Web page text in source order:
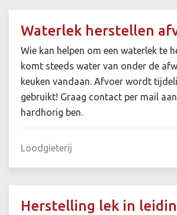
Waterlek herstellen
Wie kan helpen om een waterlek te
komt steeds water van onder de
keuken vandaan. Afvoer wordt
gebruikt! Graag contact per mail
hardhorig ben.
Loodgieterij
Herstelling lek in